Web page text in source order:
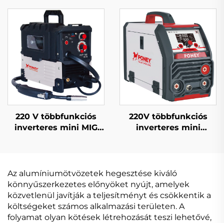
250 dupla impulzusos
digitális szabályozású
szinergikus
hegesztőgép
digitális vezérlésű
szinkronizált MIG
hegesztőgép
220 V többfunkciós
inverteres mini MIG
220V többfunkciós
inverteres mini
Mig hegesztőgép
Az alumíniumötvözetek hegesztése kiváló
könnyűszerkezetes előnyöket nyújt, amelyek
közvetlenül javítják a teljesítményt és csökkentik a
költségeket számos alkalmazási területen. A
folyamat olyan kötések létrehozását teszi lehetővé,